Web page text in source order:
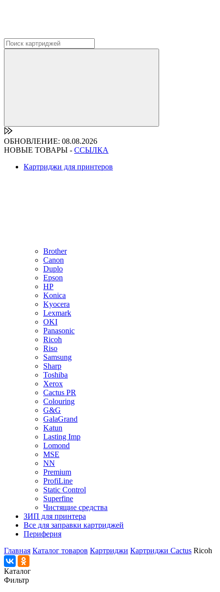
ОБНОВЛЕНИЕ: 08.08.2026
НОВЫЕ ТОВАРЫ - ССЫЛКА
Картриджи для принтеров
Brother
Canon
Duplo
Epson
HP
Konica
Kyocera
Lexmark
OKI
Panasonic
Ricoh
Riso
Samsung
Sharp
Toshiba
Xerox
Cactus PR
Colouring
G&G
GalaGrand
Katun
Lasting Imp
Lomond
MSE
NN
Premium
ProfiLine
Static Control
Superfine
Чистящие средства
ЗИП для принтера
Все для заправки картриджей
Периферия
Главная Каталог товаров Картриджи Картриджи Cactus Ricoh
Каталог
Фильтр